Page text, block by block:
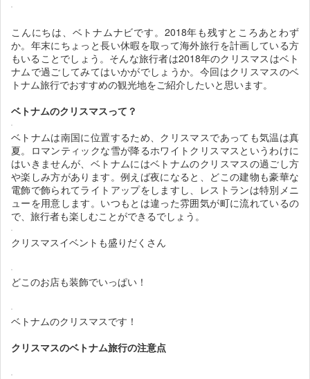
こんにちは、ベトナムナビです。2018年も残すところあとわず
か。年末にちょっと長い休暇を取って海外旅行を計画している方
もいることでしょう。そんな旅行者は2018年のクリスマスはベト
ナムで過ごしてみてはいかがでしょうか。今回はクリスマスのベ
トナム旅行でおすすめの観光地をご紹介したいと思います。
ベトナムのクリスマスって？
ベトナムは南国に位置するため、クリスマスであっても気温は真
夏。ロマンティックな雪が降るホワイトクリスマスというわけに
はいきませんが、ベトナムにはベトナムのクリスマスの過ごし方
や楽しみ方があります。例えば夜になると、どこの建物も豪華な
電飾で飾られてライトアップをしますし、レストランは特別メニ
ューを用意します。いつもとは違った雰囲気が町に流れているの
で、旅行者も楽しむことができるでしょう。
クリスマスイベントも盛りだくさん
どこのお店も装飾でいっぱい！
ベトナムのクリスマスです！
クリスマスのベトナム旅行の注意点